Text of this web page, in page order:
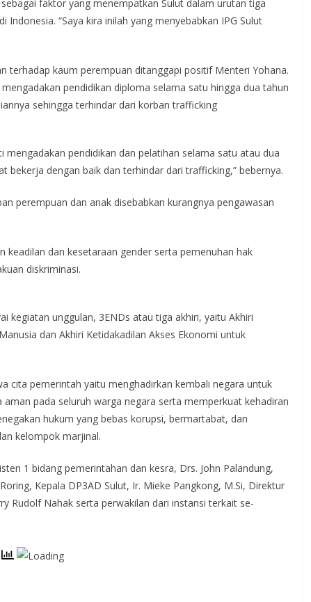
faktor yang menempatkan Sulut dalam urutan tiga
Indonesia. “Saya kira inilah yang menyebabkan IPG Sulut
terhadap kaum perempuan ditanggapi positif Menteri Yohana.
pendidikan diploma selama satu hingga dua tahun
sehingga terhindar dari korban trafficking
pendidikan dan pelatihan selama satu atau dua
bekerja dengan baik dan terhindar dari trafficking,” bebernya.
perempuan dan anak disebabkan kurangnya pengawasan
dan kesetaraan gender serta pemenuhan hak
diskriminasi.
kegiatan unggulan, 3ENDs atau tiga akhiri, yaitu Akhiri
dan Akhiri Ketidakadilan Akses Ekonomi untuk
cita pemerintah yaitu menghadirkan kembali negara untuk
pada seluruh warga negara serta memperkuat kehadiran
hukum yang bebas korupsi, bermartabat, dan
kelompok marjinal.
1 bidang pemerintahan dan kesra, Drs. John Palandung,
Kepala DP3AD Sulut, Ir. Mieke Pangkong, M.Si, Direktur
Rudolf Nahak serta perwakilan dari instansi terkait se-